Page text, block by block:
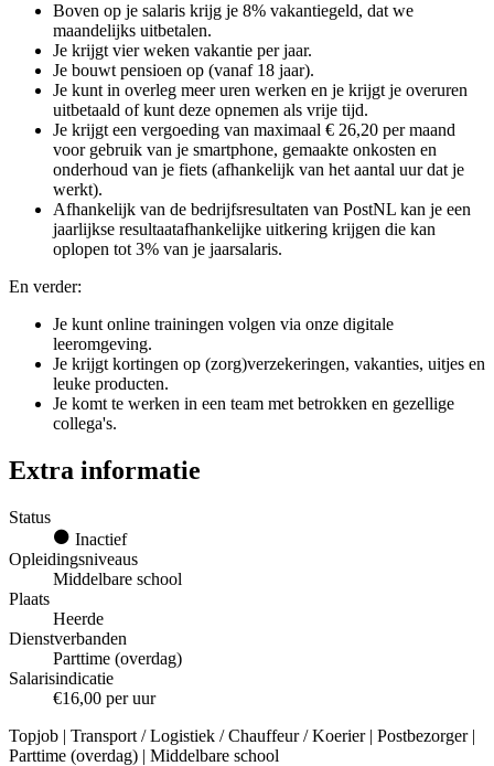
Boven op je salaris krijg je 8% vakantiegeld, dat we
maandelijks uitbetalen.
Je krijgt vier weken vakantie per jaar.
Je bouwt pensioen op (vanaf 18 jaar).
Je kunt in overleg meer uren werken en je krijgt je overuren
uitbetaald of kunt deze opnemen als vrije tijd.
Je krijgt een vergoeding van maximaal € 26,20 per maand
voor gebruik van je smartphone, gemaakte onkosten en
onderhoud van je fiets (afhankelijk van het aantal uur dat je
werkt).
Afhankelijk van de bedrijfsresultaten van PostNL kan je een
jaarlijkse resultaatafhankelijke uitkering krijgen die kan
oplopen tot 3% van je jaarsalaris.
En verder:
Je kunt online trainingen volgen via onze digitale
leeromgeving.
Je krijgt kortingen op (zorg)verzekeringen, vakanties, uitjes en
leuke producten.
Je komt te werken in een team met betrokken en gezellige
collega's.
Extra informatie
Status
Inactief
Opleidingsniveaus
Middelbare school
Plaats
Heerde
Dienstverbanden
Parttime (overdag)
Salarisindicatie
€16,00 per uur
Topjob | Transport / Logistiek / Chauffeur / Koerier | Postbezorger |
Parttime (overdag) | Middelbare school